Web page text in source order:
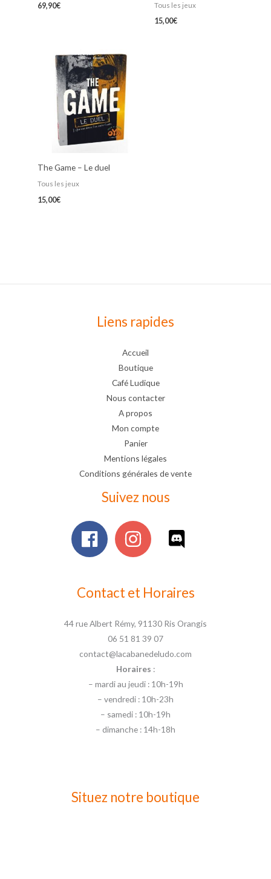
69,90€ Tous les jeux
15,00€
The Game – Le duel
Tous les jeux
15,00€
Liens rapides
Accueil
Boutique
Café Ludique
Nous contacter
A propos
Mon compte
Panier
Mentions légales
Conditions générales de vente
Suivez nous
Contact et Horaires
44 rue Albert Rémy, 91130 Ris Orangis
06 51 81 39 07
contact@lacabanedeludo.com
Horaires :
– mardi au jeudi : 10h-19h
– vendredi : 10h-23h
– samedi : 10h-19h
– dimanche : 14h-18h
Situez notre boutique